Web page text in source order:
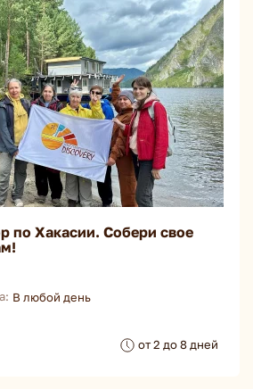
по Хакасии. Собери свое
В любой день
от 2 до 8 дней